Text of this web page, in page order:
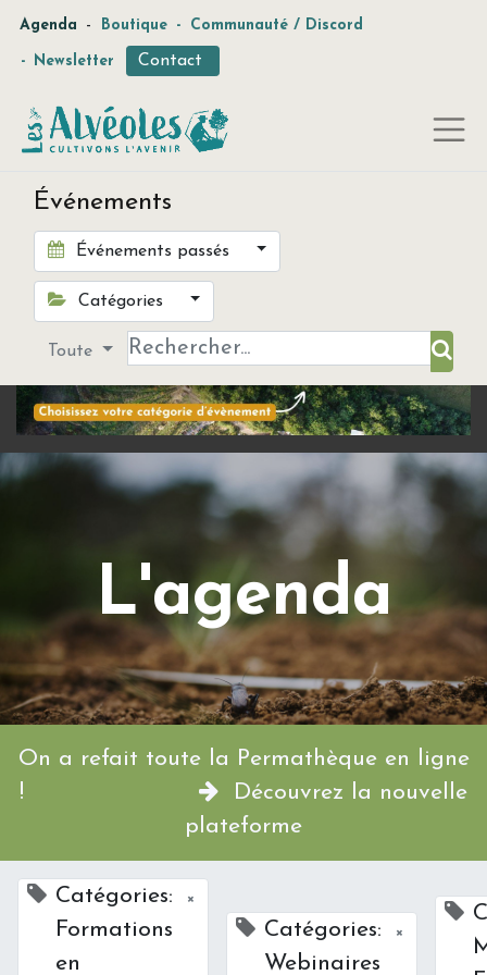
Agenda - Boutique - Communauté / Discord
- Newsletter Contact
Événements
Événements passés
Catégories
Toute
L'agenda
On a refait toute la Permathèque en ligne
!
Découvrez la nouvelle
plateforme
Catégories:
Formations
en
×
Catégories:
Webinaires
×